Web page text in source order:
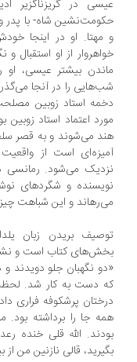
در گریزناگزیر
شاه- با پدر و
او در اینجا خودش را
از او استقبال و
بیشتر عیسی، او را
را در آنجا می‌گذراند...
استاد زوبین مصلحت
اعتماد استاد زوبین بود
می‌شوند و به قصر سلطان
است از واقعیت و
می‌شود. رمانسی در حال
و شگردهای نوشتن،
و این شباهت چیزی از
بریدن زبان یلدا به
کتاب است و نشان از
نگهبان جلو دویدند و دستان
دست به کار شد. لحظه‌ای
پرشکوفه فراری داد.
جا را برداشته بود.
الله قلی خنده
قالی نازنین من از بین رفت.»